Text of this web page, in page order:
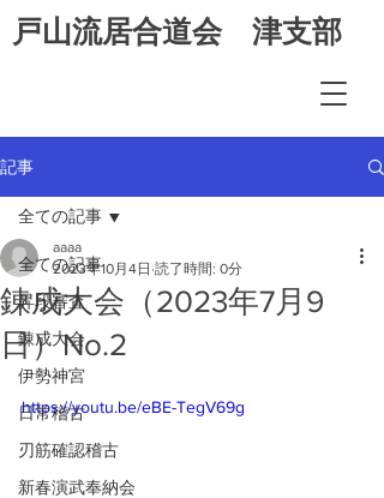
​戸山流居合道会 津支部
記事
全ての記事
昇段審査
錬成大会
伊勢神宮
日常稽古
刃筋確認稽古
新春演武奉納会
全ての記事
錬成大会（2023年7月9
日）No.2
aaaa
2023年10月4日 読了時間: 0分
https://youtu.be/eBE-TegV69g